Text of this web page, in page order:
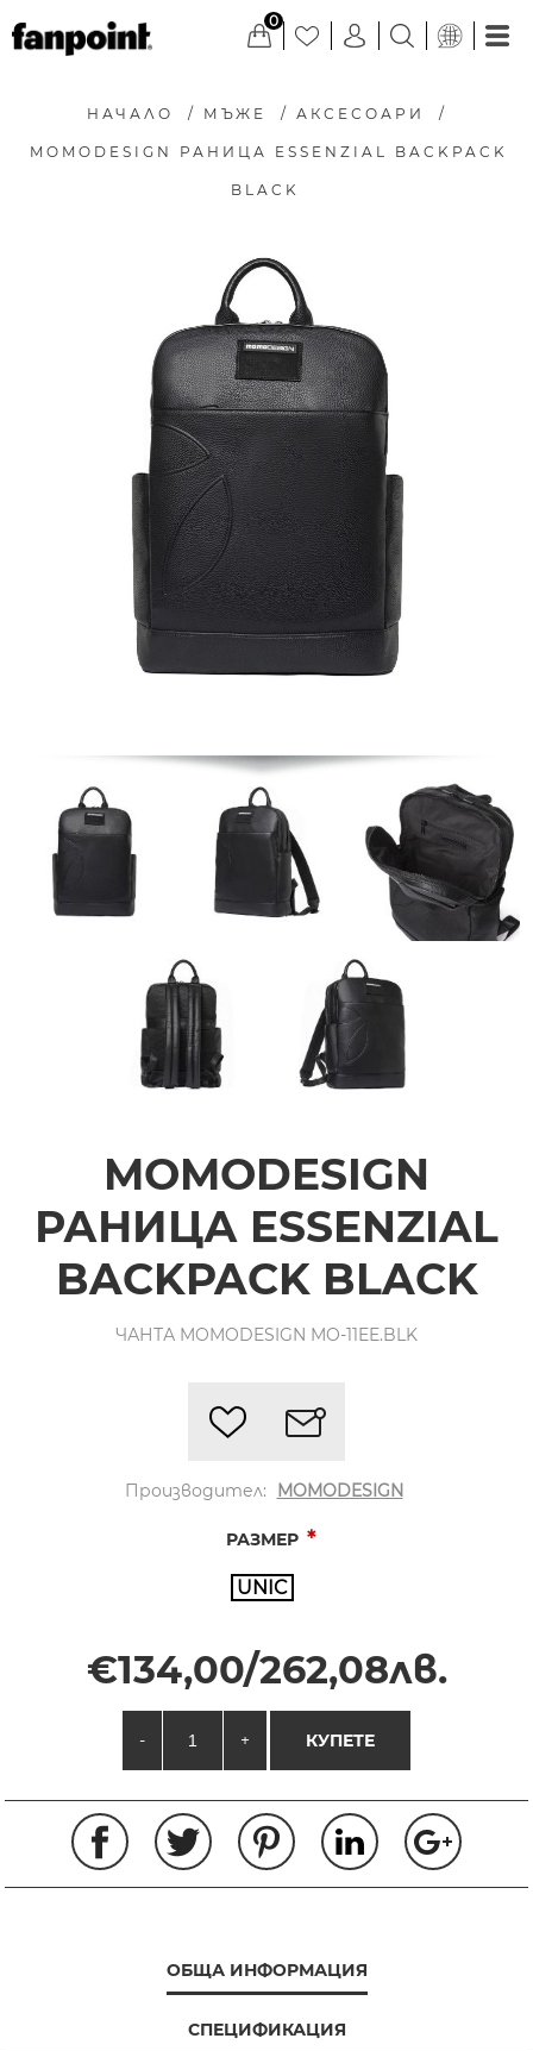
0
НАЧАЛО / МЪЖЕ / АКСЕСОАРИ /
MOMODESIGN РАНИЦА ESSENZIAL BACKPACK
BLACK
MOMODESIGN
РАНИЦА ESSENZIAL
BACKPACK BLACK
ЧАНТА MOMODESIGN MO-11EE.BLK
Производител: MOMODESIGN
РАЗМЕР *
UNIC
€134,00/262,08лв.
- + КУПЕТЕ
ОБЩА ИНФОРМАЦИЯ
СПЕЦИФИКАЦИЯ